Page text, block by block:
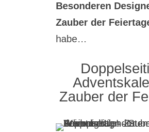
Besonderen
Zauber der
habe…
Zauber der